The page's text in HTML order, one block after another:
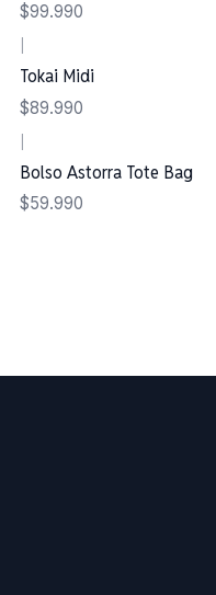
$99.990
Tokai Midi
$89.990
Bolso Astorra Tote Bag
$59.990